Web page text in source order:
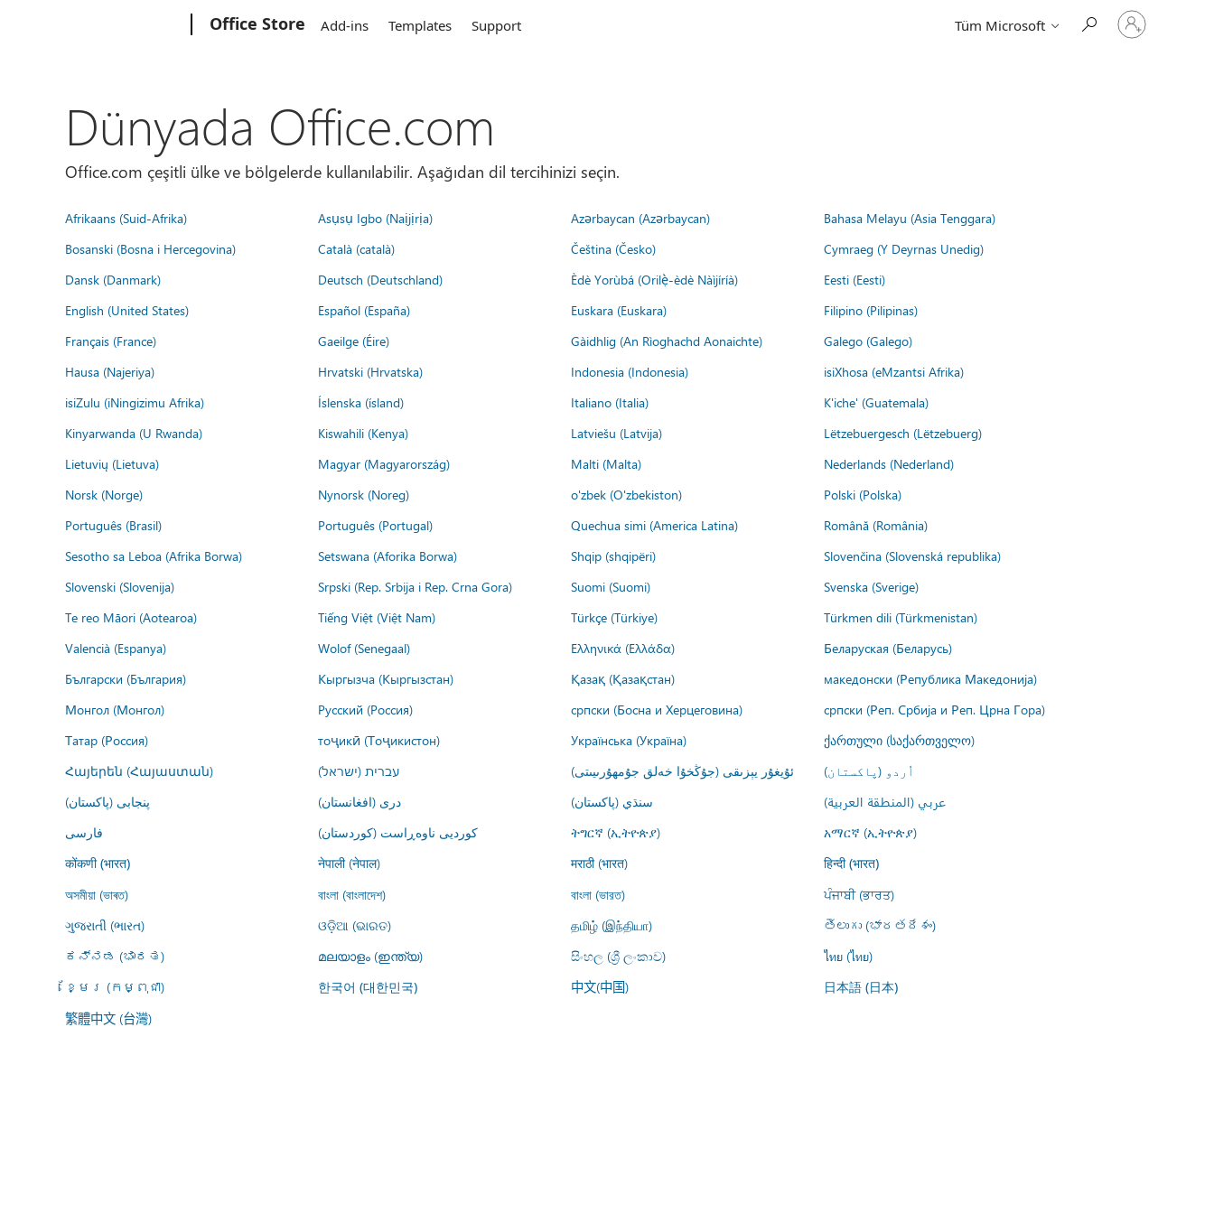
Office Store Add-ins Templates Support Tüm Microsoft
Hesabınızda
oturum
açın
Dünyada Office.com
Office.com çeşitli ülke ve bölgelerde kullanılabilir. Aşağıdan dil tercihinizi seçin.
Afrikaans (Suid-Afrika) Asụsụ Igbo (Naịjịrịa) Azərbaycan (Azərbaycan)
Bahasa Melayu (Asia Tenggara)
Bosanski (Bosna i Hercegovina)
Català (català) Čeština (Česko)
Cymraeg (Y Deyrnas Unedig)
Dansk (Danmark)
Deutsch (Deutschland) Èdè Yorùbá (Orilẹ̀-èdè Nàìjíríà)
Eesti (Eesti)
English (United States)
Español (España) Euskara (Euskara)
Filipino (Pilipinas)
Français (France)
Gaeilge (Éire) Gàidhlig (An Rìoghachd Aonaichte)
Galego (Galego)
Hausa (Najeriya)
Hrvatski (Hrvatska) Indonesia (Indonesia)
isiXhosa (eMzantsi Afrika)
isiZulu (iNingizimu Afrika)
Íslenska (ísland) Italiano (Italia)
K'iche' (Guatemala)
Kinyarwanda (U Rwanda)
Kiswahili (Kenya) Latviešu (Latvija)
Lëtzebuergesch (Lëtzebuerg)
Lietuvių (Lietuva)
Magyar (Magyarország) Malti (Malta)
Nederlands (Nederland)
Norsk (Norge)
Nynorsk (Noreg) o'zbek (O'zbekiston)
Polski (Polska)
Português (Brasil)
Português (Portugal) Quechua simi (America Latina)
Română (România)
Sesotho sa Leboa (Afrika Borwa)
Setswana (Aforika Borwa) Shqip (shqipëri)
Slovenčina (Slovenská republika)
Slovenski (Slovenija)
Srpski (Rep. Srbija i Rep. Crna Gora) Suomi (Suomi)
Svenska (Sverige)
Te reo Māori (Aotearoa)
Tiếng Việt (Việt Nam) Türkçe (Türkiye)
Türkmen dili (Türkmenistan)
Valencià (Espanya)
Wolof (Senegaal) Ελληνικά (Ελλάδα)
Беларуская (Беларусь)
Български (България)
Кыргызча (Кыргызстан) Қазақ (Қазақстан)
македонски (Република Македонија)
Монгол (Монгол)
Русский (Россия) српски (Босна и Херцеговина)
српски (Реп. Србија и Реп. Црна Гора)
Татар (Россия)
тоҷикӣ (Тоҷикистон) Українська (Україна)
ქართული (საქართველო)
Հայերեն (Հայաստան)
עברית (ישראל) ئۇيغۇر يېزىقى (جۇڭخۇا خەلق جۇمھۇرىيىتى)
اُردو (پاکستان)
پنجابی (پاکستان)
درى (افغانستان) سنڌي (پاکستان)
عربي (المنطقة العربية)
فارسى
کوردیی ناوەڕاست (کوردستان) ትግርኛ (ኢትዮጵያ) አማርኛ (ኢትዮጵያ)
कोंकणी (भारत) नेपाली (नेपाल) मराठी (भारत) हिन्दी (भारत)
অসমীয়া (ভাৰত) বাংলা (বাংলাদেশ) বাংলা (ভারত)
ਪੰਜਾਬੀ (ਭਾਰਤ)
ગુજરાતી (ભારત)
ଓଡ଼ିଆ (ଭାରତ) தமிழ் (இந்தியா)
తెలుగు (భారతదేశం)
ಕನ್ನಡ (ಭಾರತ)
മലയാളം (ഇന്ത്യ) සිංහල (ශ්‍රී ලංකාව)
ไทย (ไทย)
ខ្មែរ (កម្ពុជា)
한국어 (대한민국) 中文(中国) 日本語 (日本)
繁體中文 (台灣)